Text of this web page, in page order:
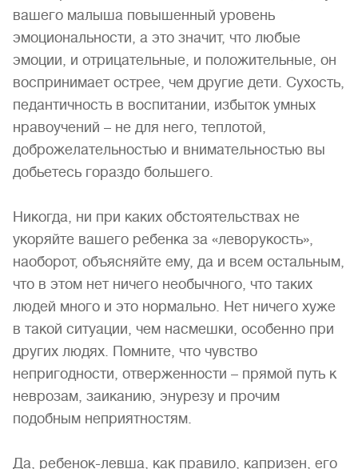
вашего малыша повышенный уровень
эмоциональности, а это значит, что любые
эмоции, и отрицательные, и положительные, он
воспринимает острее, чем другие дети. Сухость,
педантичность в воспитании, избыток умных
нравоучений – не для него, теплотой,
доброжелательностью и внимательностью вы
добьетесь гораздо большего.
Никогда, ни при каких обстоятельствах не
укоряйте вашего ребенка за «леворукость»,
наоборот, объясняйте ему, да и всем остальным,
что в этом нет ничего необычного, что таких
людей много и это нормально. Нет ничего хуже
в такой ситуации, чем насмешки, особенно при
других людях. Помните, что чувство
непригодности, отверженности – прямой путь к
неврозам, заиканию, энурезу и прочим
подобным неприятностям.
Да, ребенок-левша, как правило, капризен, его